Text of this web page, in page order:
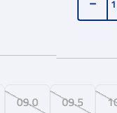
09.0 09.5
－